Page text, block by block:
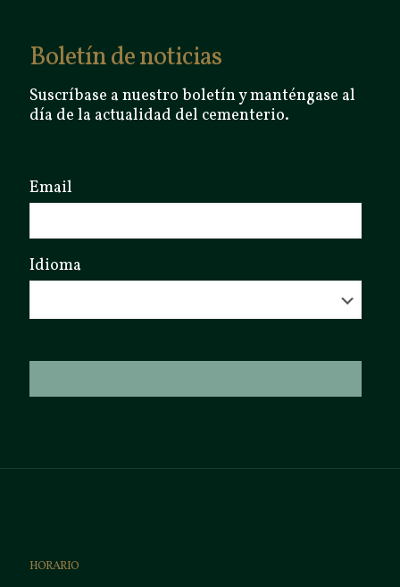
Boletín de noticias
Suscríbase a nuestro boletín y manténgase al
día de la actualidad del cementerio.
Email
Idioma
HORARIO